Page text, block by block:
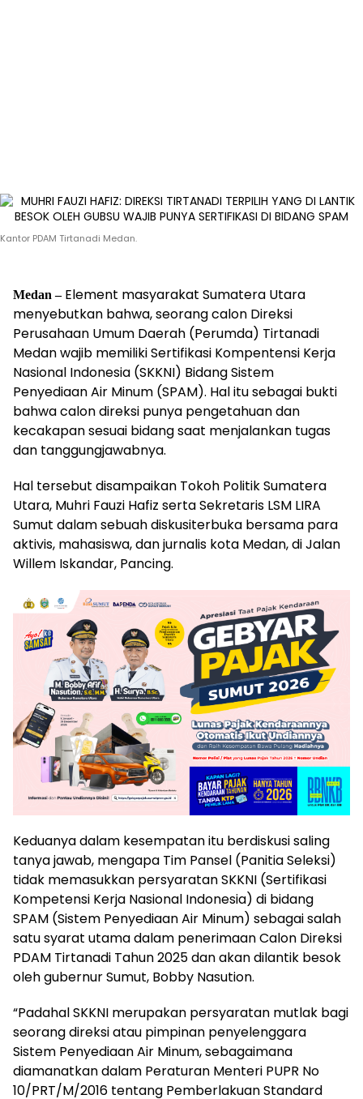
Kantor PDAM Tirtanadi Medan.
Medan –Element masyarakat Sumatera Utara
menyebutkan bahwa, seorang calon Direksi
Perusahaan Umum Daerah (Perumda) Tirtanadi
Medan wajib memiliki Sertifikasi Kompentensi Kerja
Nasional Indonesia (SKKNI) Bidang Sistem
Penyediaan Air Minum (SPAM). Hal itu sebagai bukti
bahwa calon direksi punya pengetahuan dan
kecakapan sesuai bidang saat menjalankan tugas
dan tanggungjawabnya.
Hal tersebut disampaikan Tokoh Politik Sumatera
Utara, Muhri Fauzi Hafiz serta Sekretaris LSM LIRA
Sumut dalam sebuah diskusiterbuka bersama para
aktivis, mahasiswa, dan jurnalis kota Medan, di Jalan
Willem Iskandar, Pancing.
Keduanya dalam kesempatan itu berdiskusi saling
tanya jawab, mengapa Tim Pansel (Panitia Seleksi)
tidak memasukkan persyaratan SKKNI (Sertifikasi
Kompetensi Kerja Nasional Indonesia) di bidang
SPAM (Sistem Penyediaan Air Minum) sebagai salah
satu syarat utama dalam penerimaan Calon Direksi
PDAM Tirtanadi Tahun 2025 dan akan dilantik besok
oleh gubernur Sumut, Bobby Nasution.
“Padahal SKKNI merupakan persyaratan mutlak bagi
seorang direksi atau pimpinan penyelenggara
Sistem Penyediaan Air Minum, sebagaimana
diamanatkan dalam Peraturan Menteri PUPR No
10/PRT/M/2016 tentang Pemberlakuan Standard